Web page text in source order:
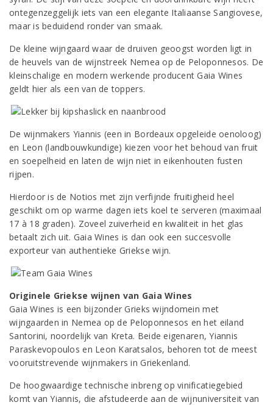
ontegenzeggelijk iets van een elegante Italiaanse Sangiovese,
maar is beduidend ronder van smaak.
De kleine wijngaard waar de druiven geoogst worden ligt in
de heuvels van de wijnstreek Nemea op de Peloponnesos. De
kleinschalige en modern werkende producent Gaia Wines
geldt hier als een van de toppers.
De wijnmakers Yiannis (een in Bordeaux opgeleide oenoloog)
en Leon (landbouwkundige) kiezen voor het behoud van fruit
en soepelheid en laten de wijn niet in eikenhouten fusten
rijpen.
Hierdoor is de Notios met zijn verfijnde fruitigheid heel
geschikt om op warme dagen iets koel te serveren (maximaal
17 à 18 graden). Zoveel zuiverheid en kwaliteit in het glas
betaalt zich uit. Gaia Wines is dan ook een succesvolle
exporteur van authentieke Griekse wijn.
Originele Griekse wijnen van Gaia Wines
Gaia Wines is een bijzonder Grieks wijndomein met
wijngaarden in Nemea op de Peloponnesos en het eiland
Santorini, noordelijk van Kreta. Beide eigenaren, Yiannis
Paraskevopoulos en Leon Karatsalos, behoren tot de meest
vooruitstrevende wijnmakers in Griekenland.
De hoogwaardige technische inbreng op vinificatiegebied
komt van Yiannis, die afstudeerde aan de wijnuniversiteit van